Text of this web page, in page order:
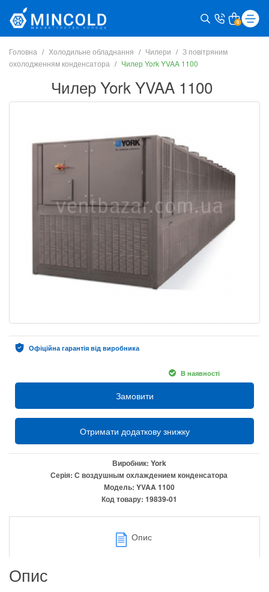
0
Головна Холодильне обладнання Чилери
З повітряним
охолодженням конденсатора
Чилер York YVAA 1100
Чилер York YVAA 1100
Офіційна гарантія від виробника
В наявності
Замовити
Отримати додаткову знижку
Виробник: York
Серія: С воздушным охлаждением конденсатора
Модель: YVAA 1100
Код товару: 19839-01
Опис
Опис